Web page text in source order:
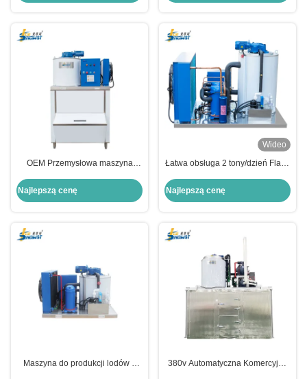
OEM Przemysłowa maszyna
pojemnikiem lodowym
Najlepszą cenę
Wideo
Łatwa obsługa 2 tony/dzień Flake
Najlepszą cenę
Maszyna do produkcji lodów z
380v Automatyczna Komercyjna